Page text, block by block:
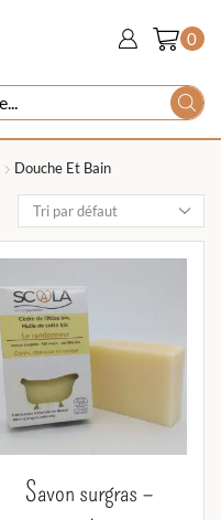
0
Douche Et Bain
Savon surgras –